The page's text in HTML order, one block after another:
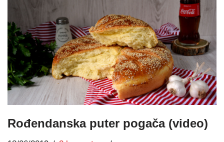
Rođendanska puter pogača (video)